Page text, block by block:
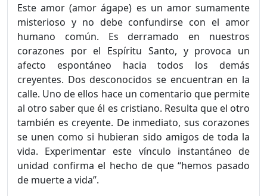
Este amor (amor ágape) es un amor sumamente
misterioso y no debe confundirse con el amor
humano común. Es derramado en nuestros
corazones por el Espíritu Santo, y provoca un
afecto espontáneo hacia todos los demás
creyentes. Dos desconocidos se encuentran en la
calle. Uno de ellos hace un comentario que permite
al otro saber que él es cristiano. Resulta que el otro
también es creyente. De inmediato, sus corazones
se unen como si hubieran sido amigos de toda la
vida. Experimentar este vínculo instantáneo de
unidad confirma el hecho de que “hemos pasado
de muerte a vida”.